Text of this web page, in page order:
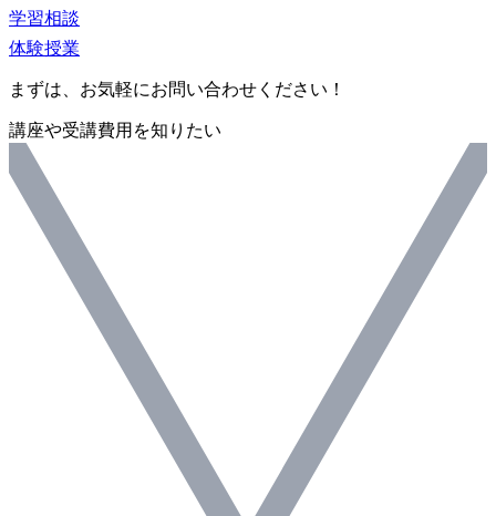
学習相談
体験授業
まずは、お気軽にお問い合わせください！
講座や受講費用を知りたい